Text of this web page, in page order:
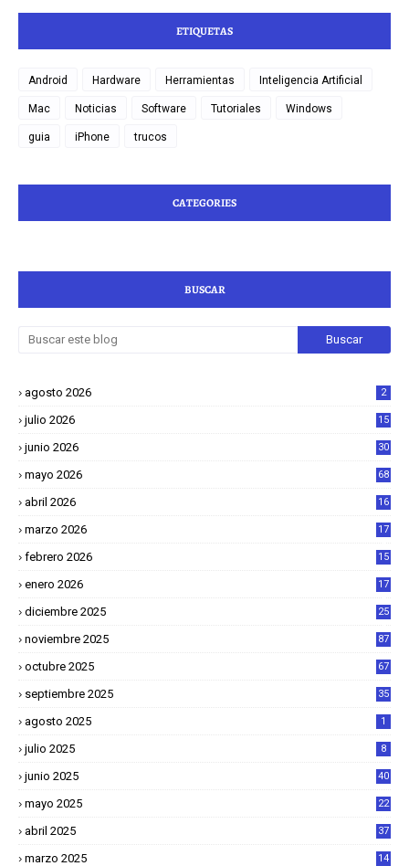
ETIQUETAS
Android Hardware Herramientas Inteligencia Artificial
Mac Noticias Software Tutoriales Windows
guia iPhone trucos
CATEGORIES
BUSCAR
agosto 2026 2
julio 2026 15
junio 2026 30
mayo 2026 68
abril 2026
16
marzo 2026
17
febrero 2026
15
enero 2026
17
diciembre 2025
25
noviembre 2025 87
octubre 2025 67
septiembre 2025 35
agosto 2025 1
julio 2025 8
junio 2025 40
mayo 2025
22
abril 2025
37
marzo 2025
14